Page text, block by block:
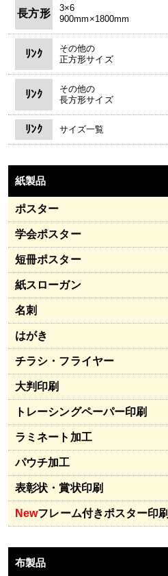
長方形
3×6
900mm×1800mm
ﾘﾝｸ
その他の
正方形サイズ
ﾘﾝｸ
その他の
長方形サイズ
ﾘﾝｸ サイズ一覧
紙製品
ポスター
学会ポスター
短冊ポスター
紙スローガン
名刺
はがき
チラシ・フライヤー
大判印刷
トレーシングペーパー印刷
ラミネート加工
パウチ加工
表彰状・賞状印刷
Newフレーム付きポスター印刷
布製品